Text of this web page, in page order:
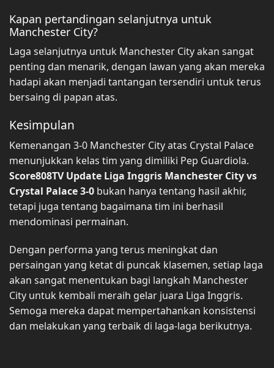
Kapan pertandingan selanjutnya untuk
Manchester City?
Laga selanjutnya untuk Manchester City akan sangat
penting dan menarik, dengan lawan yang akan mereka
hadapi akan menjadi tantangan tersendiri untuk terus
bersaing di papan atas.
Kesimpulan
Kemenangan 3-0 Manchester City atas Crystal Palace
menunjukkan kelas tim yang dimiliki Pep Guardiola.
Score808TV Update Liga Inggris Manchester City vs
Crystal Palace 3-0 bukan hanya tentang hasil akhir,
tetapi juga tentang bagaimana tim ini berhasil
mendominasi permainan.
Dengan performa yang terus meningkat dan
persaingan yang ketat di puncak klasemen, setiap laga
akan sangat menentukan bagi langkah Manchester
City untuk kembali meraih gelar juara Liga Inggris.
Semoga mereka dapat mempertahankan konsistensi
dan melakukan yang terbaik di laga-laga berikutnya.